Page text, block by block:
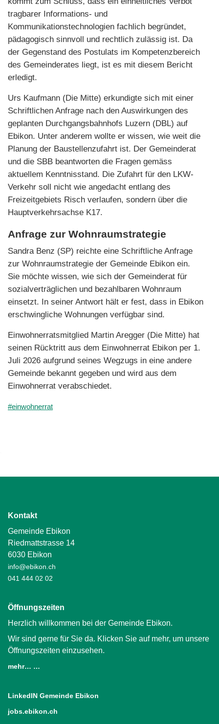
tragbarer Informations- und
Kommunikationstechnologien fachlich begründet,
pädagogisch sinnvoll und rechtlich zulässig ist. Da
der Gegenstand des Postulats im Kompetenzbereich
des Gemeinderates liegt, ist es mit diesem Bericht
erledigt.
Urs Kaufmann (Die Mitte) erkundigte sich mit einer
Schriftlichen Anfrage nach den Auswirkungen des
geplanten Durchgangsbahnhofs Luzern (DBL) auf
Ebikon. Unter anderem wollte er wissen, wie weit die
Planung der Baustellenzufahrt ist. Der Gemeinderat
und die SBB beantworten die Fragen gemäss
aktuellem Kenntnisstand. Die Zufahrt für den LKW-
Verkehr soll nicht wie angedacht entlang des
Freizeitgebiets Risch verlaufen, sondern über die
Hauptverkehrsachse K17.
Anfrage zur Wohnraumstrategie
Sandra Benz (SP) reichte eine Schriftliche Anfrage
zur Wohnraumstrategie der Gemeinde Ebikon ein.
Sie möchte wissen, wie sich der Gemeinderat für
sozialverträglichen und bezahlbaren Wohnraum
einsetzt. In seiner Antwort hält er fest, dass in Ebikon
erschwingliche Wohnungen verfügbar sind.
Einwohnerratsmitglied Martin Aregger (Die Mitte) hat
seinen Rücktritt aus dem Einwohnerrat Ebikon per 1.
Juli 2026 aufgrund seines Wegzugs in eine andere
Gemeinde bekannt gegeben und wird aus dem
Einwohnerrat verabschiedet.
#einwohnerrat
Kontakt
Gemeinde Ebikon
Riedmattstrasse 14
6030 Ebikon
info@ebikon.ch
041 444 02 02
Öffnungszeiten
Herzlich willkommen bei der Gemeinde Ebikon.
Wir sind gerne für Sie da. Klicken Sie auf mehr, um unsere
Öffnungszeiten einzusehen.
mehr… …
LinkedIN Gemeinde Ebikon
jobs.ebikon.ch